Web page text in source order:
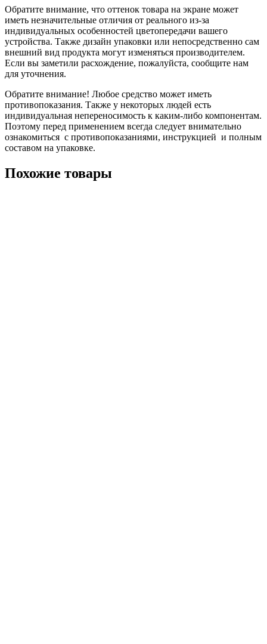
Обратите внимание, что оттенок товара на экране может
иметь незначительные отличия от реального из-за
индивидуальных особенностей цветопередачи вашего
устройства. Также дизайн упаковки или непосредственно сам
внешний вид продукта могут изменяться производителем.
Если вы заметили расхождение, пожалуйста, сообщите нам
для уточнения.
Обратите внимание! Любое средство может иметь
противопоказания. Также у некоторых людей есть
индивидуальная непереносимость к каким-либо компонентам.
Поэтому перед применением всегда следует внимательно
ознакомиться с противопоказаниями, инструкцией и полным
составом на упаковке.
Похожие товары